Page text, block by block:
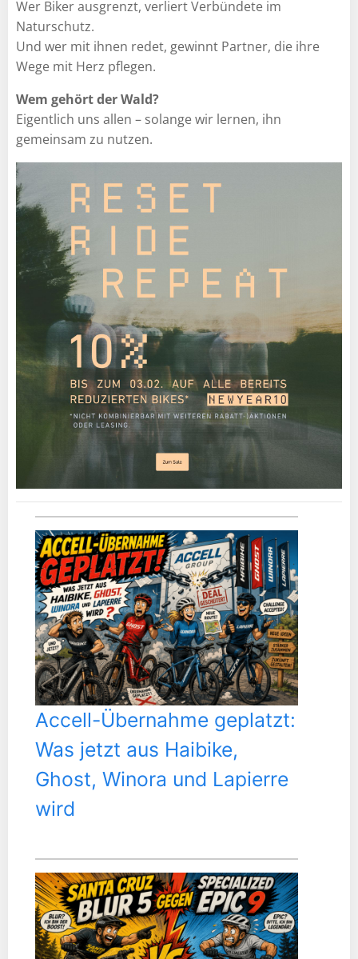
Wer Biker ausgrenzt, verliert Verbündete im
Naturschutz.
Und wer mit ihnen redet, gewinnt Partner, die ihre
Wege mit Herz pflegen.
Wem gehört der Wald?
Eigentlich uns allen – solange wir lernen, ihn
gemeinsam zu nutzen.
Accell-Übernahme geplatzt:
Was jetzt aus Haibike,
Ghost, Winora und Lapierre
wird